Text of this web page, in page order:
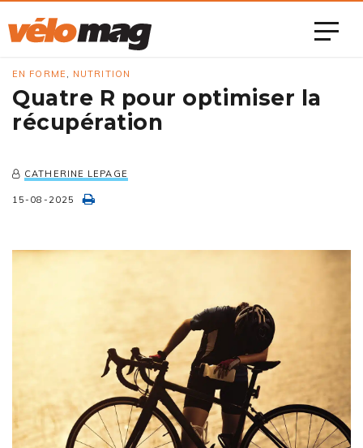
EN FORME , NUTRITION
Quatre R pour optimiser la
récupération
CATHERINE LEPAGE
15-08-2025